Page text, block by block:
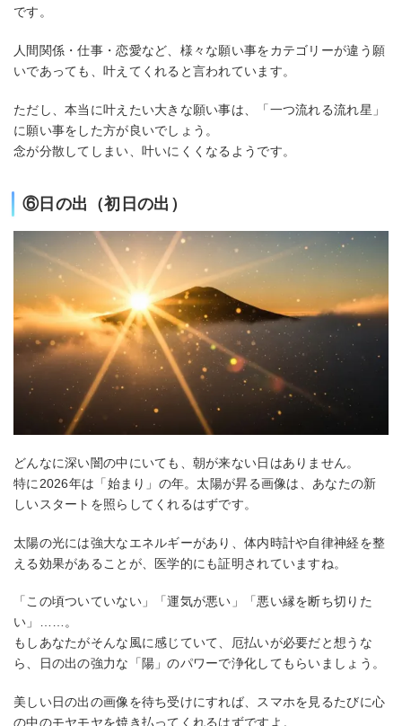
です。
人間関係・仕事・恋愛など、様々な願い事をカテゴリーが違う願
いであっても、叶えてくれると言われています。
ただし、本当に叶えたい大きな願い事は、「一つ流れる流れ星」
に願い事をした方が良いでしょう。
念が分散してしまい、叶いにくくなるようです。
⑥日の出（初日の出）
どんなに深い闇の中にいても、朝が来ない日はありません。
特に2026年は「始まり」の年。太陽が昇る画像は、あなたの新
しいスタートを照らしてくれるはずです。
太陽の光には強大なエネルギーがあり、体内時計や自律神経を整
える効果があることが、医学的にも証明されていますね。
「この頃ついていない」「運気が悪い」「悪い縁を断ち切りた
い」……。
もしあなたがそんな風に感じていて、厄払いが必要だと想うな
ら、日の出の強力な「陽」のパワーで浄化してもらいましょう。
美しい日の出の画像を待ち受けにすれば、スマホを見るたびに心
の中のモヤモヤを焼き払ってくれるはずですよ。